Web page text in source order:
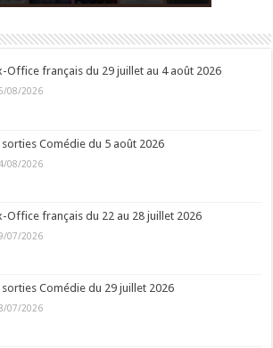
Office français du 29 juillet au 4 août 2026
08/2026
sorties Comédie du 5 août 2026
08/2026
Office français du 22 au 28 juillet 2026
07/2026
sorties Comédie du 29 juillet 2026
07/2026